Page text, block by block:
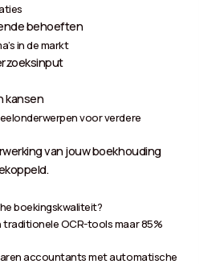
behoeften
in de markt
kansen
voor verdere
van jouw boekhouding
boekingskwaliteit?
traditionele OCR-tools maar 85%
accountants met automatische